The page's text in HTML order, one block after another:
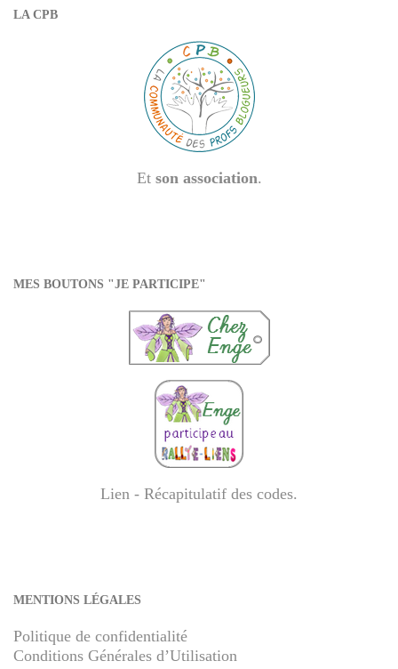
LA CPB
Et son association.
MES BOUTONS "JE PARTICIPE"
Lien - Récapitulatif des codes.
MENTIONS LÉGALES
Politique de confidentialité
Conditions Générales d’Utilisation